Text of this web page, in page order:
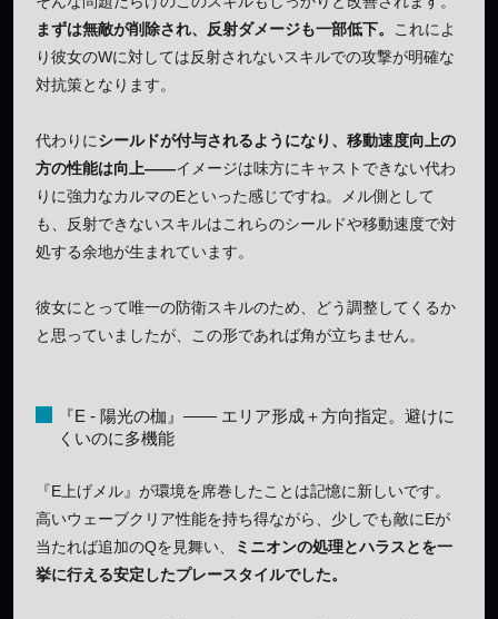
まずは無敵が削除され、反射ダメージも一部低下。
これによ
り彼女のWに対しては反射されないスキルでの攻撃が明確な
対抗策となります。
代わりにシールドが付与されるようになり、移動速度向上の
方の性能は向上――イメージは味方にキャストできない代わ
りに強力なカルマのEといった感じですね。メル側として
も、反射できないスキルはこれらのシールドや移動速度で対
処する余地が生まれています。
彼女にとって唯一の防衛スキルのため、どう調整してくるか
と思っていましたが、この形であれば角が立ちません。
『E - 陽光の枷』―― エリア形成＋方向指定。避けに
くいのに多機能
『E上げメル』が環境を席巻したことは記憶に新しいです。
高いウェーブクリア性能を持ち得ながら、少しでも敵にEが
当たれば追加のQを見舞い、
ミニオンの処理とハラスとを一
挙に行える安定したプレースタイルでした。